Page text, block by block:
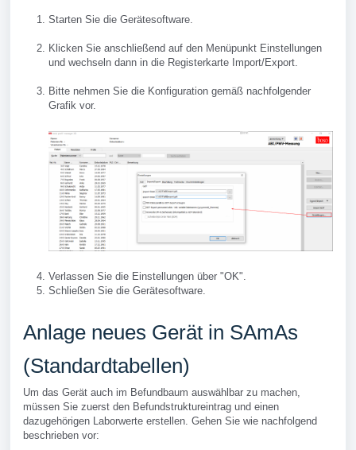
Starten Sie die Gerätesoftware.
Klicken Sie anschließend auf den Menüpunkt Einstellungen
und wechseln dann in die Registerkarte Import/Export.
Bitte nehmen Sie die Konfiguration gemäß nachfolgender
Grafik vor.
Verlassen Sie die Einstellungen über "OK".
Schließen Sie die Gerätesoftware.
Anlage neues Gerät in SAmAs
(Standardtabellen)
Um das Gerät auch im Befundbaum auswählbar zu machen,
müssen Sie zuerst den Befundstruktureintrag und einen
dazugehörigen Laborwerte erstellen. Gehen Sie wie nachfolgend
beschrieben vor: